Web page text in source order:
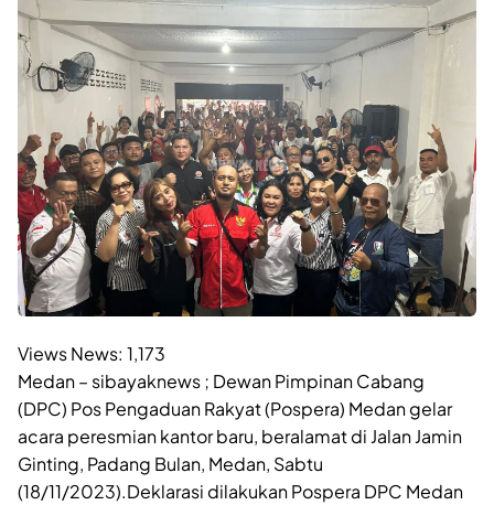
Views News: 1,173
Medan – sibayaknews ; Dewan Pimpinan Cabang
(DPC) Pos Pengaduan Rakyat (Pospera) Medan gelar
acara peresmian kantor baru, beralamat di Jalan Jamin
Ginting, Padang Bulan, Medan, Sabtu
(18/11/2023).Deklarasi dilakukan Pospera DPC Medan